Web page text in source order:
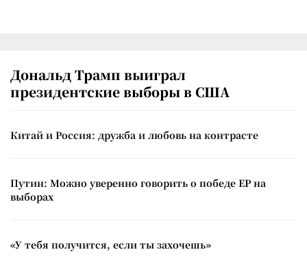
Дональд Трамп выиграл
президентские выборы в США
Китай и Россия: дружба и любовь на контрасте
Путин: Можно уверенно говорить о победе ЕР на
выборах
«У тебя получится, если ты захочешь»